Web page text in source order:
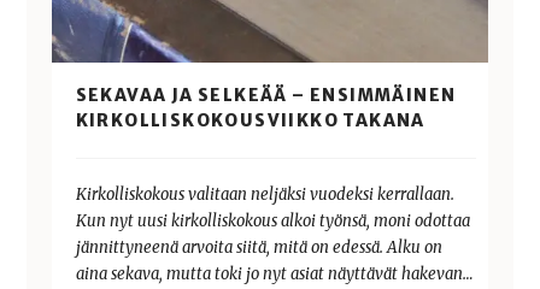
SEKAVAA JA SELKEÄÄ – ENSIMMÄINEN
KIRKOLLISKOKOUSVIIKKO TAKANA
Kirkolliskokous valitaan neljäksi vuodeksi kerrallaan.
Kun nyt uusi kirkolliskokous alkoi työnsä, moni odottaa
jännittyneenä arvoita siitä, mitä on edessä. Alku on
aina sekava, mutta toki jo nyt asiat näyttävät hakevan…